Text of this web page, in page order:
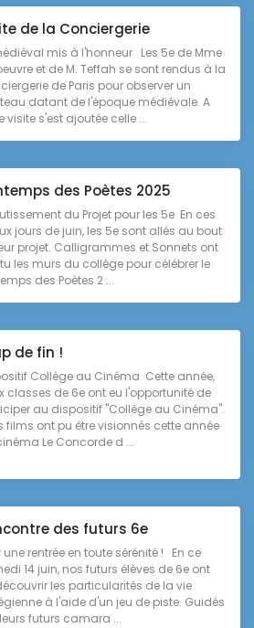
de la Conciergerie
mis à l'honneur Les 5e de Mme
et de M. Teffah se sont rendus à la
de Paris pour observer un
datant de l'époque médiévale. A
visite s'est ajoutée celle ...
des Poètes 2025
du Projet pour les 5e En ces
jours de juin, les 5e sont allés au bout
projet. Calligrammes et Sonnets ont
les murs du collège pour célébrer le
des Poètes 2 ...
de fin !
Collège au Cinéma Cette année,
classes de 6e ont eu l'opportunité de
au dispositif "Collège au Cinéma".
films ont pu être visionnés cette année
Le Concorde d ...
des futurs 6e
une rentrée en toute sérénité ! En ce
14 juin, nos futurs élèves de 6e ont
les particularités de la vie
à l'aide d'un jeu de piste. Guidés
futurs camara ...